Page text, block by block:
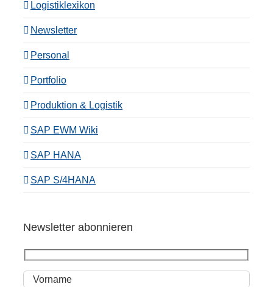
Logistiklexikon
Newsletter
Personal
Portfolio
Produktion & Logistik
SAP EWM Wiki
SAP HANA
SAP S/4HANA
Newsletter abonnieren